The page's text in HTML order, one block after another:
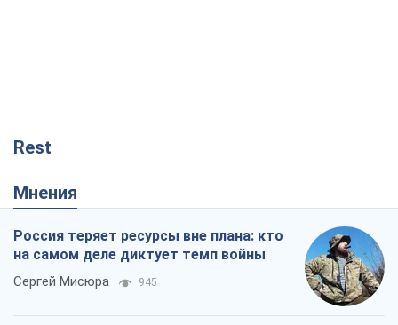
Rest
Мнения
Россия теряет ресурсы вне плана: кто
на самом деле диктует темп войны
Сергей Мисюра 945